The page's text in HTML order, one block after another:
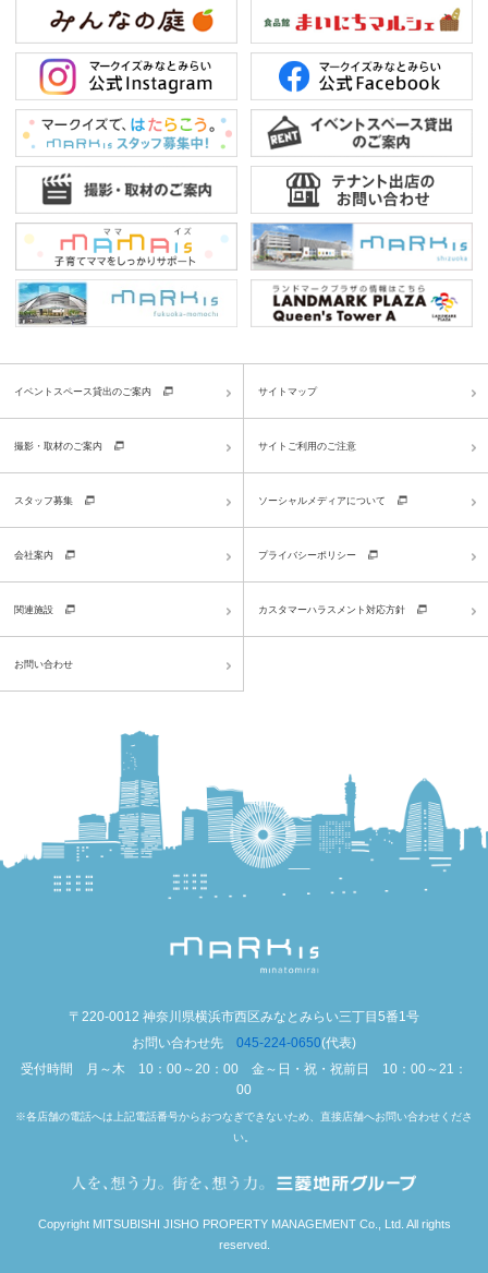
イベントスペース貸出のご案内
撮影・取材のご案内
スタッフ募集
会社案内
関連施設
お問い合わせ
サイトマップ
サイトご利用のご注意
ソーシャルメディアについて
プライバシーポリシー
カスタマーハラスメント対応方針
〒220-0012 神奈川県横浜市西区みなとみらい三丁目5番1号
お問い合わせ先 045-224-0650(代表)
受付時間 月～木 10：00～20：00 金～日・祝・祝前日 10：00～21：
00
※各店舗の電話へは上記電話番号からおつなぎできないため、直接店舗へお問い合わせくださ
い。
Copyright MITSUBISHI JISHO PROPERTY MANAGEMENT Co., Ltd. All rights
reserved.